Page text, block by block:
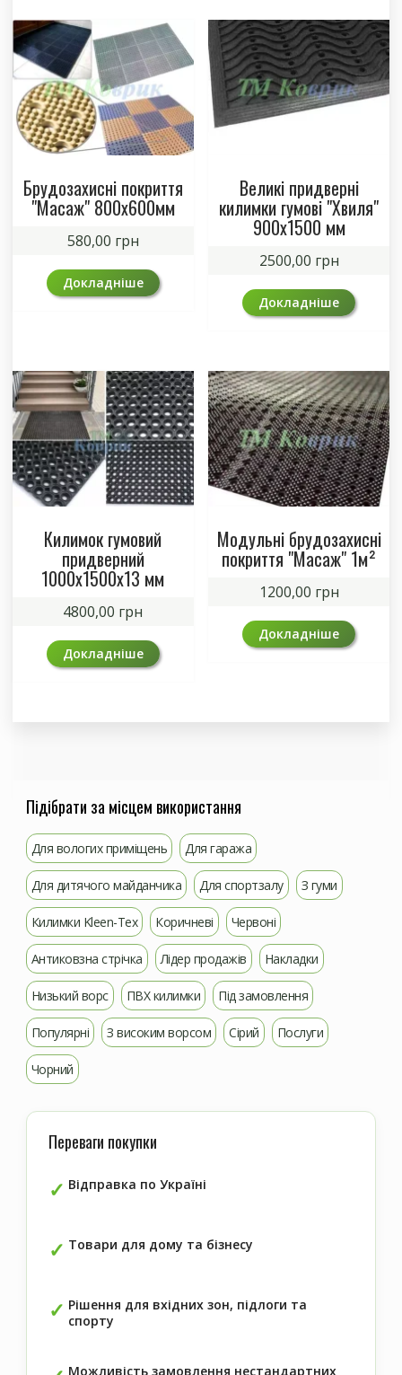
Брудозахисні покриття
"Масаж" 800х600мм
580,00 грн
Докладніше
Великі придверні
килимки гумові "Хвиля"
900х1500 мм
2500,00 грн
Докладніше
Килимок гумовий
придверний
1000х1500х13 мм
4800,00 грн
Докладніше
Модульні брудозахисні
покриття "Масаж" 1м²
1200,00 грн
Докладніше
Підібрати за місцем використання
Для вологих приміщень Для гаража
Для дитячого майданчика Для спортзалу З гуми
Килимки Kleen-Tex Коричневі Червоні
Антиковзна стрічка Лідер продажів Накладки
Низький ворс ПВХ килимки Під замовлення
Популярні З високим ворсом Сірий Послуги
Чорний
Переваги покупки
Відправка по Україні
Товари для дому та бізнесу
Рішення для вхідних зон, підлоги та
спорту
Можливість замовлення нестандартних